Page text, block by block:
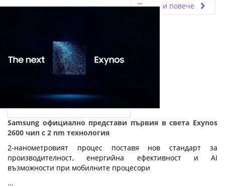
Прочети повече
Samsung официално представи първия в света Exynos
2600 чип с 2 nm технология
2-нанометровият процес поставя нов стандарт за
производителност, енергийна ефективност и AI
възможности при мобилните процесори
…